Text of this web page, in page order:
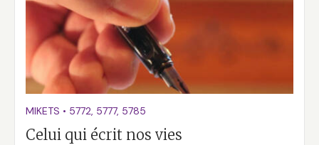
MIKETS • 5772, 5777, 5785
Celui qui écrit nos vies